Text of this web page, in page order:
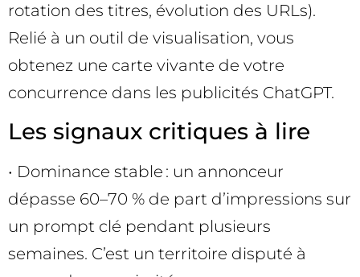
rotation des titres, évolution des URLs).
Relié à un outil de visualisation, vous
obtenez une carte vivante de votre
concurrence dans les publicités ChatGPT.
Les signaux critiques à lire
• Dominance stable : un annonceur
dépasse 60–70 % de part d’impressions sur
un prompt clé pendant plusieurs
semaines. C’est un territoire disputé à